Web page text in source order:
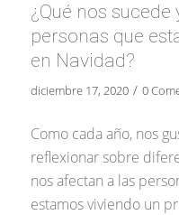
¿Qué nos
personas que
en Navidad?
diciembre 17, 2020 / 0
Como cada año, nos
reflexionar sobre
nos afectan a las
estamos viviendo un